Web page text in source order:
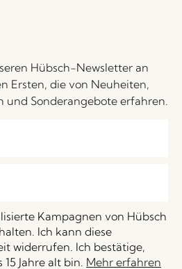
Hübsch-Newsletter an
Ersten, die von Neuheiten,
und Sonderangebote erfahren.
Kampagnen von Hübsch
Ich kann diese
widerrufen. Ich bestätige,
Jahre alt bin. Mehr erfahren